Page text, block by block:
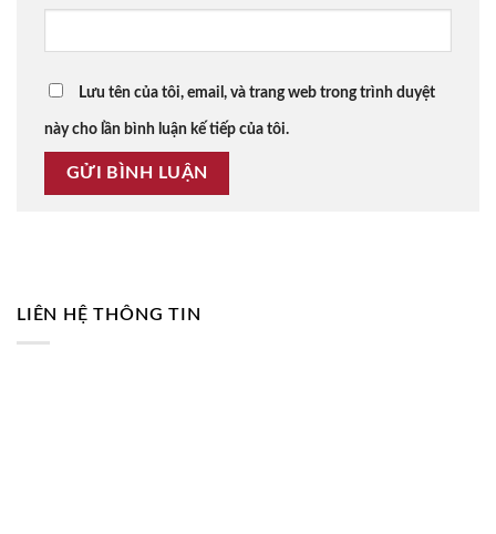
Lưu tên của tôi, email, và trang web trong trình duyệt
này cho lần bình luận kế tiếp của tôi.
LIÊN HỆ THÔNG TIN